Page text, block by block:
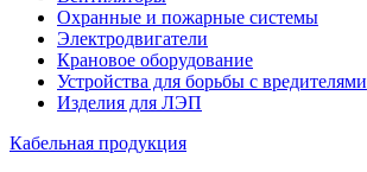
Охранные и пожарные системы
Электродвигатели
Крановое оборудование
Устройства для борьбы с вредителями
Изделия для ЛЭП
Кабельная продукция